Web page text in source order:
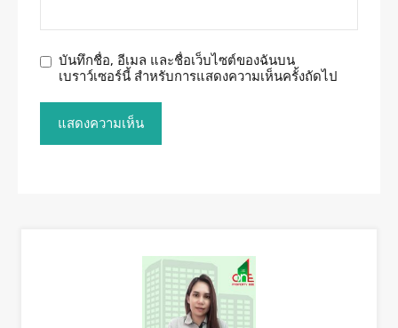
บันทึกชื่อ, อีเมล และชื่อเว็บไซต์ของฉันบน
เบราว์เซอร์นี้ สำหรับการแสดงความเห็นครั้งถัดไป